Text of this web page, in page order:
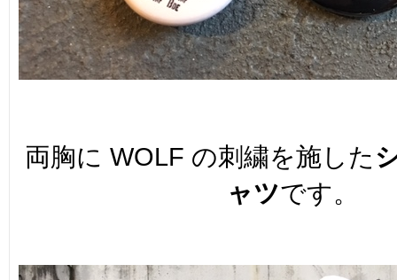
両胸に WOLF の刺繍を施した
ャツです。